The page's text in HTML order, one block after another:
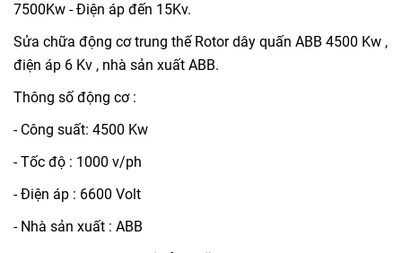
7500Kw - Điện áp đến 15Kv.
Sửa chữa động cơ trung thế Rotor dây quấn ABB 4500 Kw ,
điện áp 6 Kv , nhà sản xuất ABB.
Thông số động cơ :
- Công suất: 4500 Kw
- Tốc độ : 1000 v/ph
- Điện áp : 6600 Volt
- Nhà sản xuất : ABB